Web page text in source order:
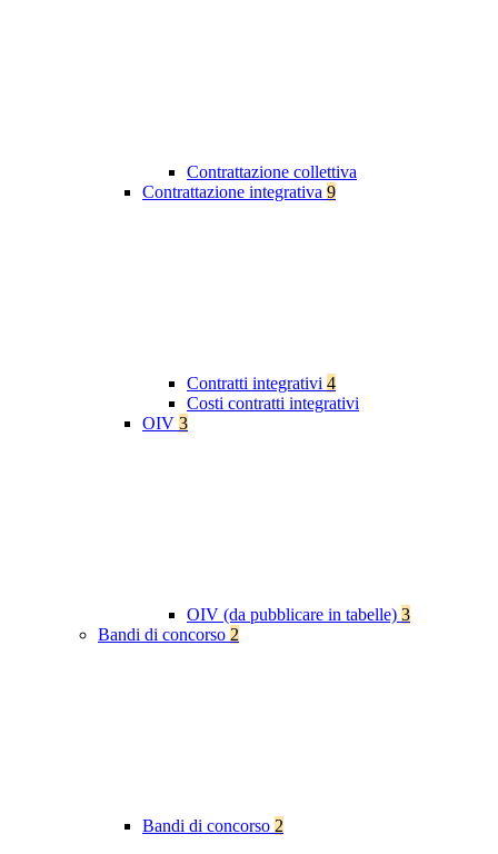
Contrattazione collettiva
Contrattazione integrativa 9
Contratti integrativi 4
Costi contratti integrativi
OIV 3
OIV (da pubblicare in tabelle) 3
Bandi di concorso 2
Bandi di concorso 2